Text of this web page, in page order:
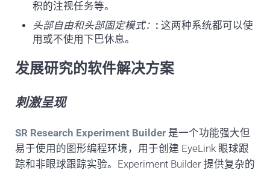
积的注视任务等。
头部自由和头部固定模式： : 这两种系统都可以使
用或不使用下巴休息。
发展研究的软件解决方案
刺激呈现
SR Research Experiment Builder是一个功能强大但
易于使用的图形编程环境，用于创建 EyeLink 眼球跟
踪和非眼球跟踪实验。Experiment Builder 提供复杂的